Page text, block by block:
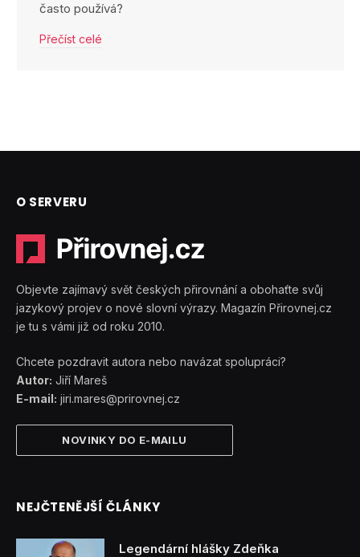
často používá?
Přečíst celé
O SERVERU
Objevte zajímavý svět českých přirovnání a obohaťte svůj
jazykový projev o nové slovní výrazy. Magazín Přirovnej.cz
je tu s vámi již od roku 2010.
Chcete pozdravit autora nebo navázat spolupráci?
Autor: Jiří Mareš
E-mail: jiri.mares@prirovnej.cz
NOVINKY DO E-MAILU
NEJČTENĚJŠÍ ČLÁNKY
Legendární hlášky Zdeňka